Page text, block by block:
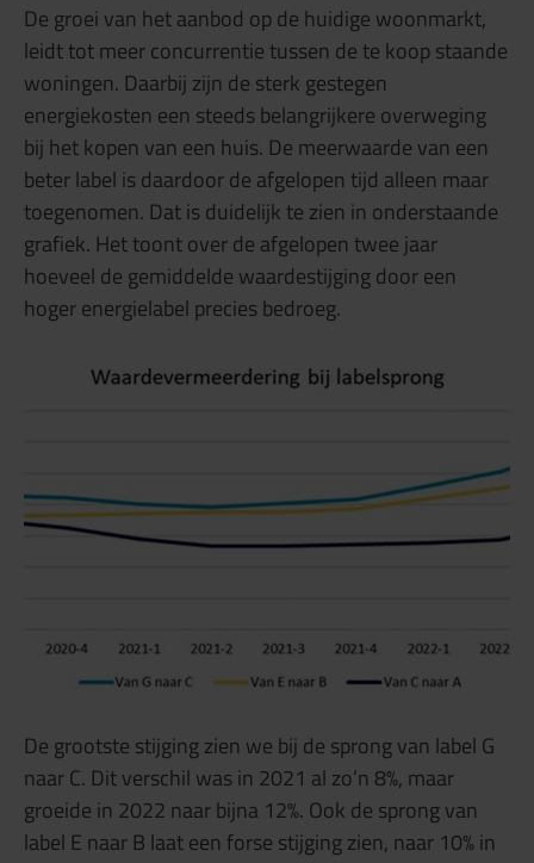
De groei van het aanbod op de huidige woonmarkt,
leidt tot meer concurrentie tussen de te koop staande
woningen. Daarbij zijn de sterk gestegen
energiekosten een steeds belangrijkere overweging
bij het kopen van een huis. De meerwaarde van een
beter label is daardoor de afgelopen tijd alleen maar
toegenomen. Dat is duidelijk te zien in onderstaande
grafiek. Het toont over de afgelopen twee jaar
hoeveel de gemiddelde waardestijging door een
hoger energielabel precies bedroeg.
De grootste stijging zien we bij de sprong van label G
naar C. Dit verschil was in 2021 al zo’n 8%, maar
groeide in 2022 naar bijna 12%. Ook de sprong van
label E naar B laat een forse stijging zien, naar 10% in